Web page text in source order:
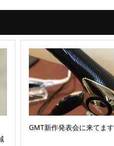
GMT新作発表会に来てます